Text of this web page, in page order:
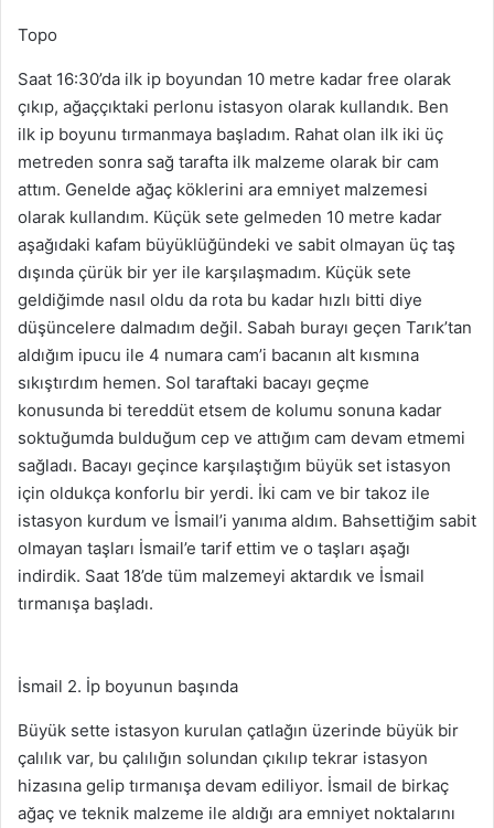
Topo
Saat 16:30’da ilk ip boyundan 10 metre kadar free olarak
çıkıp, ağaççıktaki perlonu istasyon olarak kullandık. Ben
ilk ip boyunu tırmanmaya başladım. Rahat olan ilk iki üç
metreden sonra sağ tarafta ilk malzeme olarak bir cam
attım. Genelde ağaç köklerini ara emniyet malzemesi
olarak kullandım. Küçük sete gelmeden 10 metre kadar
aşağıdaki kafam büyüklüğündeki ve sabit olmayan üç taş
dışında çürük bir yer ile karşılaşmadım. Küçük sete
geldiğimde nasıl oldu da rota bu kadar hızlı bitti diye
düşüncelere dalmadım değil. Sabah burayı geçen Tarık’tan
aldığım ipucu ile 4 numara cam’i bacanın alt kısmına
sıkıştırdım hemen. Sol taraftaki bacayı geçme
konusunda bi tereddüt etsem de kolumu sonuna kadar
soktuğumda bulduğum cep ve attığım cam devam etmemi
sağladı. Bacayı geçince karşılaştığım büyük set istasyon
için oldukça konforlu bir yerdi. İki cam ve bir takoz ile
istasyon kurdum ve İsmail’i yanıma aldım. Bahsettiğim sabit
olmayan taşları İsmail’e tarif ettim ve o taşları aşağı
indirdik. Saat 18’de tüm malzemeyi aktardık ve İsmail
tırmanışa başladı.
İsmail 2. İp boyunun başında
Büyük sette istasyon kurulan çatlağın üzerinde büyük bir
çalılık var, bu çalılığın solundan çıkılıp tekrar istasyon
hizasına gelip tırmanışa devam ediliyor. İsmail de birkaç
ağaç ve teknik malzeme ile aldığı ara emniyet noktalarını